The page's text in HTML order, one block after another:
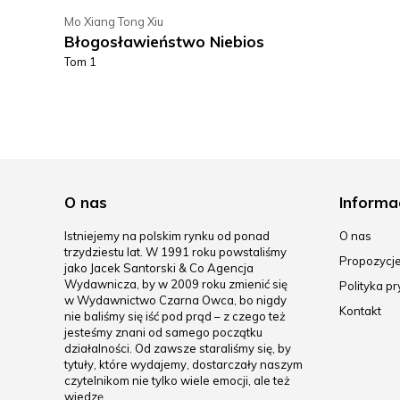
Mo Xiang Tong Xiu
Błogosławieństwo Niebios
Tom 1
O nas
Istniejemy na polskim rynku od ponad
trzydziestu lat. W 1991 roku powstaliśmy
jako Jacek Santorski & Co Agencja
Wydawnicza, by w 2009 roku zmienić się
w Wydawnictwo Czarna Owca, bo nigdy
nie baliśmy się iść pod prąd – z czego też
jesteśmy znani od samego początku
działalności. Od zawsze staraliśmy się, by
tytuły, które wydajemy, dostarczały naszym
czytelnikom nie tylko wiele emocji, ale też
wiedzę.
O nas
Polityka
Kontakt